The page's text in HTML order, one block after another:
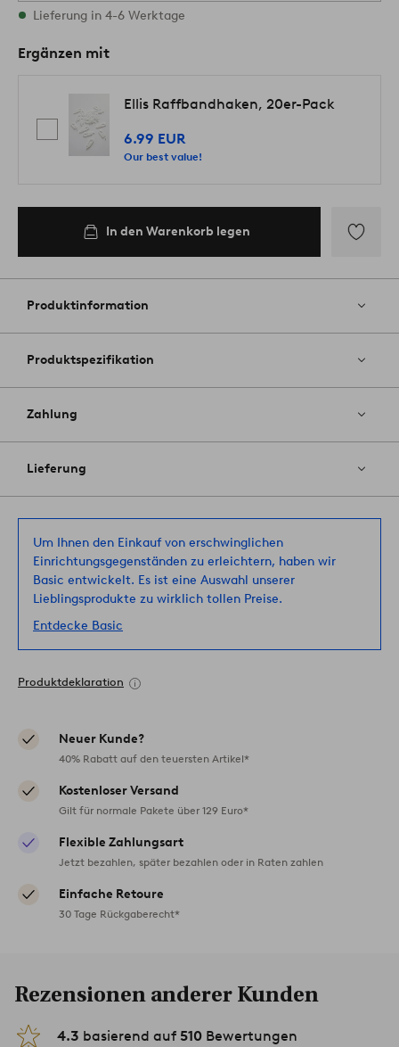
Alle Größen vorrätig
Lieferung in 4-6 Werktage
Ergänzen mit
Ellis Raffbandhaken, 20er-Pack
6.99 EUR
Our best value!
In den Warenkorb legen
Favoriten
Produktinformation
Produktspezifikation
Zahlung
Lieferung
Um Ihnen den Einkauf von erschwinglichen
Einrichtungsgegenständen zu erleichtern, haben wir
Basic entwickelt. Es ist eine Auswahl unserer
Lieblingsprodukte zu wirklich tollen Preise.
Entdecke Basic
Produktdeklaration
Neuer Kunde?
40% Rabatt auf den teuersten Artikel*
Kostenloser Versand
Gilt für normale Pakete über 129 Euro*
Flexible Zahlungsart
Jetzt bezahlen, später bezahlen oder in Raten zahlen
Einfache Retoure
30 Tage Rückgaberecht*
Rezensionen anderer Kunden
4.3 basierend auf 510 Bewertungen